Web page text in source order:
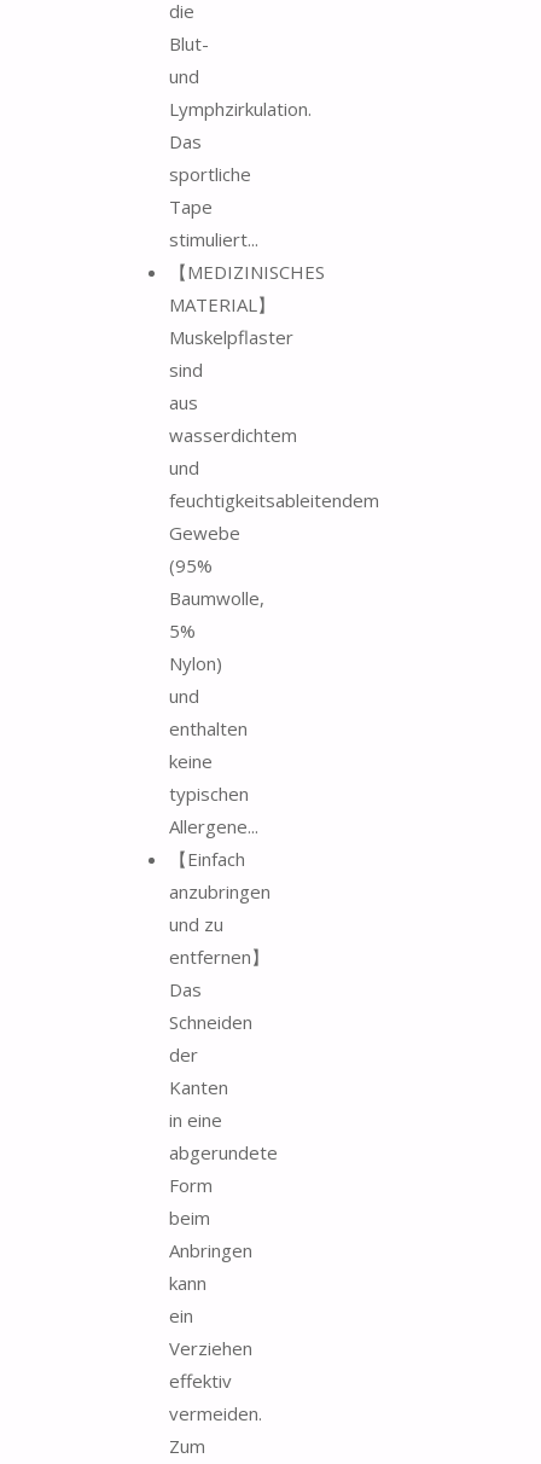
die
Blut-
und
Lymphzirkulation.
Das
sportliche
Tape
stimuliert...
【MEDIZINISCHES
MATERIAL】
Muskelpflaster
sind
aus
wasserdichtem
und
feuchtigkeitsableitendem
Gewebe
(95%
Baumwolle,
5%
Nylon)
und
enthalten
keine
typischen
Allergene...
【Einfach
anzubringen
und zu
entfernen】
Das
Schneiden
der
Kanten
in eine
abgerundete
Form
beim
Anbringen
kann
ein
Verziehen
effektiv
vermeiden.
Zum